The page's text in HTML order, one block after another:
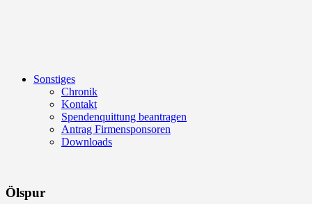
Sonstiges
Chronik
Kontakt
Spendenquittung beantragen
Antrag Firmensponsoren
Downloads
Ölspur